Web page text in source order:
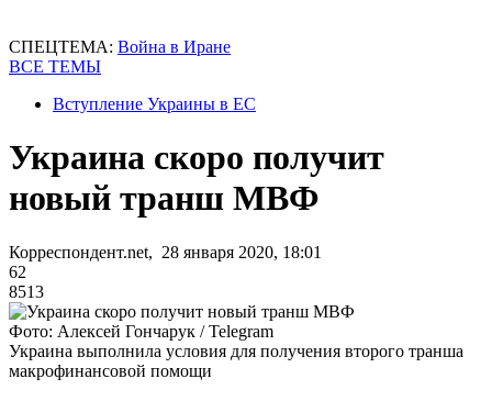
СПЕЦТЕМА: Война в Иране
ВСЕ ТЕМЫ
Вступление Украины в ЕС
Украина скоро получит
новый транш МВФ
Корреспондент.net, 28 января 2020, 18:01
62
8513
Фото: Алексей Гончарук / Telegram
Украина выполнила условия для получения второго транша
макрофинансовой помощи